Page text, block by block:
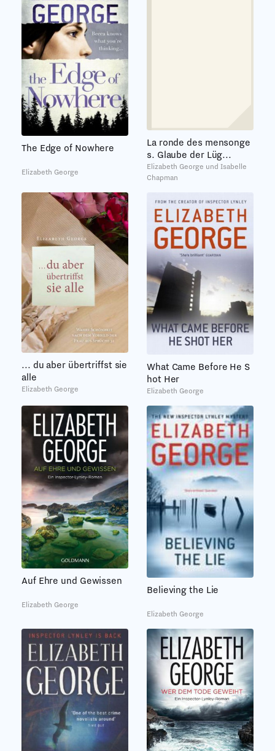
The Edge of Nowhere
Elizabeth George
La ronde des mensonge
s. Glaube der Lüg...
Elizabeth George und Isabelle
Chapman
... du aber übertriffst sie
alle
Elizabeth George
What Came Before He S
hot Her
Elizabeth George
Auf Ehre und Gewissen
Elizabeth George
Believing the Lie
Elizabeth George